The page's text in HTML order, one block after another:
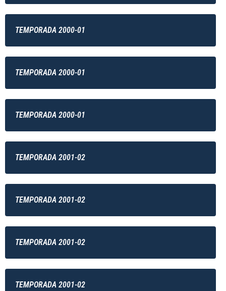
TEMPORADA 2000-01
TEMPORADA 2000-01
TEMPORADA 2000-01
TEMPORADA 2001-02
TEMPORADA 2001-02
TEMPORADA 2001-02
TEMPORADA 2001-02